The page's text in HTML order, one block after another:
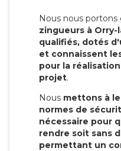
Nous nous portons
zingueurs à
qualifiés, dotés
et connaissent
pour la
projet.
Nous mettons à
normes de
nécessaire pour
rendre soit sans
permettant un